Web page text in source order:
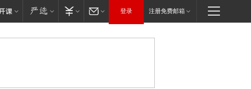
登录 注册免费邮箱